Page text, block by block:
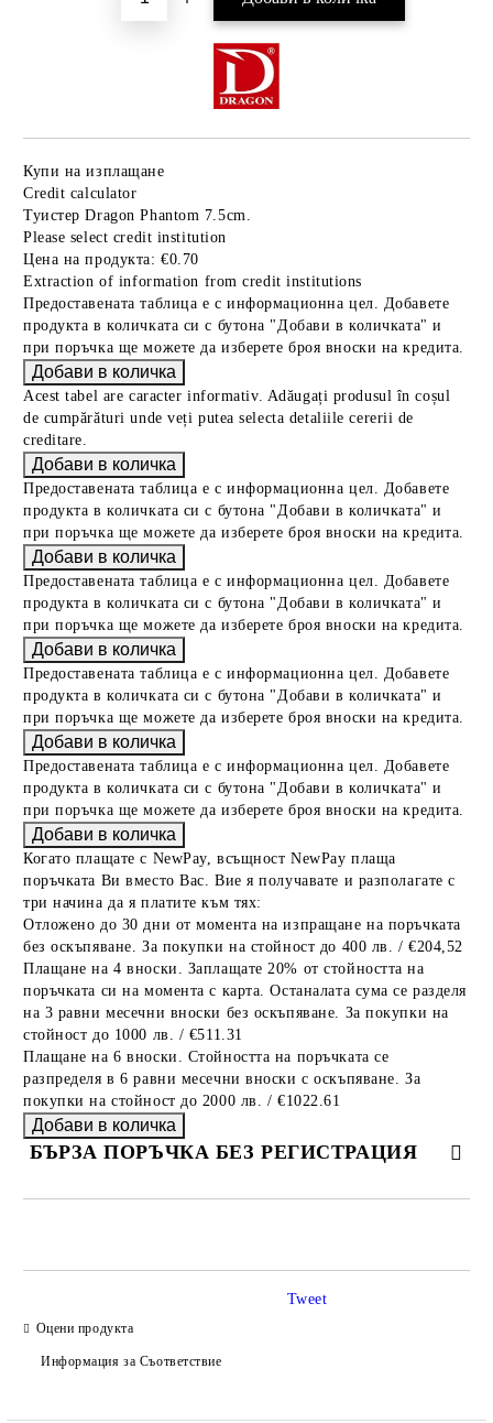
Купи на изплащане
Credit calculator
Туистер Dragon Phantom 7.5cm.
Please select credit institution
Цена на продукта: €0.70
Extraction of information from credit institutions
Предоставената таблица е с информационна цел. Добавете
продукта в количката си с бутона "Добави в количката" и
при поръчка ще можете да изберете броя вноски на кредита.
Acest tabel are caracter informativ. Adăugați produsul în coșul
de cumpărături unde veți putea selecta detaliile cererii de
creditare.
Предоставената таблица е с информационна цел. Добавете
продукта в количката си с бутона "Добави в количката" и
при поръчка ще можете да изберете броя вноски на кредита.
Предоставената таблица е с информационна цел. Добавете
продукта в количката си с бутона "Добави в количката" и
при поръчка ще можете да изберете броя вноски на кредита.
Предоставената таблица е с информационна цел. Добавете
продукта в количката си с бутона "Добави в количката" и
при поръчка ще можете да изберете броя вноски на кредита.
Предоставената таблица е с информационна цел. Добавете
продукта в количката си с бутона "Добави в количката" и
при поръчка ще можете да изберете броя вноски на кредита.
Когато плащате с NewPay, всъщност NewPay плаща
поръчката Ви вместо Вас. Вие я получавате и разполагате с
три начина да я платите към тях:
Отложено до 30 дни от момента на изпращане на поръчката
без оскъпяване. За покупки на стойност до 400 лв. / €204,52
Плащане на 4 вноски. Заплащате 20% от стойността на
поръчката си на момента с карта. Останалата сума се разделя
на 3 равни месечни вноски без оскъпяване. За покупки на
стойност до 1000 лв. / €511.31
Плащане на 6 вноски. Стойността на поръчката се
разпределя в 6 равни месечни вноски с оскъпяване. За
покупки на стойност до 2000 лв. / €1022.61
БЪРЗА ПОРЪЧКА БЕЗ РЕГИСТРАЦИЯ
Ние ще се свържем с вас в рамките на работния ден.
Оцени продукта
Информация за Съответствие
Tweet